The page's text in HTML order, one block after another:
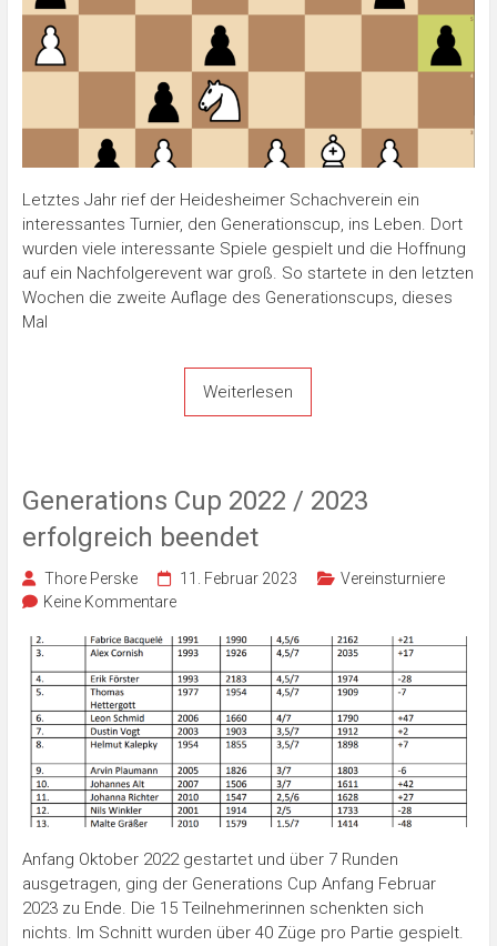
Letztes Jahr rief der Heidesheimer Schachverein ein
interessantes Turnier, den Generationscup, ins Leben. Dort
wurden viele interessante Spiele gespielt und die Hoffnung
auf ein Nachfolgerevent war groß. So startete in den letzten
Wochen die zweite Auflage des Generationscups, dieses
Mal
Weiterlesen
Generations Cup 2022 / 2023
erfolgreich beendet
Thore Perske 11. Februar 2023
Vereinsturniere
Keine Kommentare
Anfang Oktober 2022 gestartet und über 7 Runden
ausgetragen, ging der Generations Cup Anfang Februar
2023 zu Ende. Die 15 Teilnehmerinnen schenkten sich
nichts. Im Schnitt wurden über 40 Züge pro Partie gespielt.